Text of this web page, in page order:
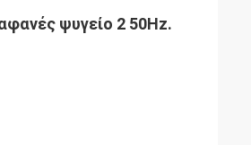
ψυγείο 2 50Hz.